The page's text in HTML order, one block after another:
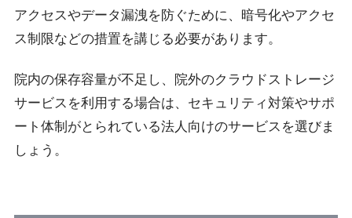
アクセスやデータ漏洩を防ぐために、暗号化やアクセ
ス制限などの措置を講じる必要があります。
院内の保存容量が不足し、院外のクラウドストレージ
サービスを利用する場合は、セキュリティ対策やサポ
ート体制がとられている法人向けのサービスを選びま
しょう。